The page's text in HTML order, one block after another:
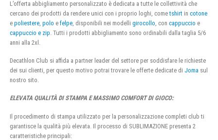
L’offerta abbigliamento personalizzato è dedicata a tutte le collettività che
cercano dei prodotti da rendere unici con i proprio loghi, cometshirt in cotone
e poliestere polo e felpe , disponibili nei modelli girocollo , con cappuccio e
cappuccio e zip . Tutti i prodotti abbigliamento sono ordinabili dalla taglia 5/6
anni alla 2xl.
Decathlon Club si affida a partner leader del settore per soddisfare le richieste
dei sui clienti, per questo motivo potrai trovare le offerte dedicate di Joma sul
nostro sito.
ELEVATA QUALITÀ DI STAMPA E MASSIMO COMFORT DI GIOCO:
Il procedimento di stampa utilizzato per la personalizzazione completi club ti
garantisce la qualità più elevata. Il processo di SUBLIMAZIONE presenta 2
caratteristiche principali: